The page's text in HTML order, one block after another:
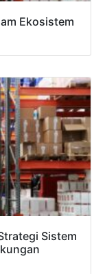
Ekosistem
Sistem